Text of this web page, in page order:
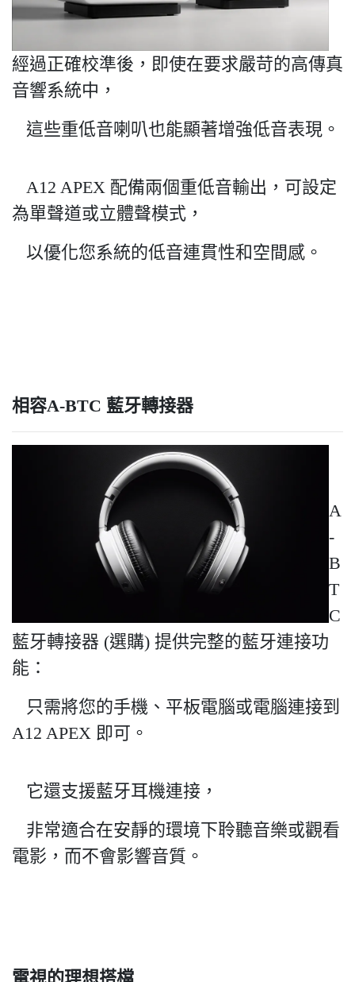
經過正確校準後，即使在要求嚴苛的高傳真
音響系統中，
這些重低音喇叭也能顯著增強低音表現。
A12 APEX 配備兩個重低音輸出，可設定
為單聲道或立體聲模式，
以優化您系統的低音連貫性和空間感。
相容A-BTC 藍牙轉接器
A
-
B
T
C
藍牙轉接器 (選購) 提供完整的藍牙連接功
能：
只需將您的手機、平板電腦或電腦連接到
A12 APEX 即可。
它還支援藍牙耳機連接，
非常適合在安靜的環境下聆聽音樂或觀看
電影，而不會影響音質。
電視的理想搭檔